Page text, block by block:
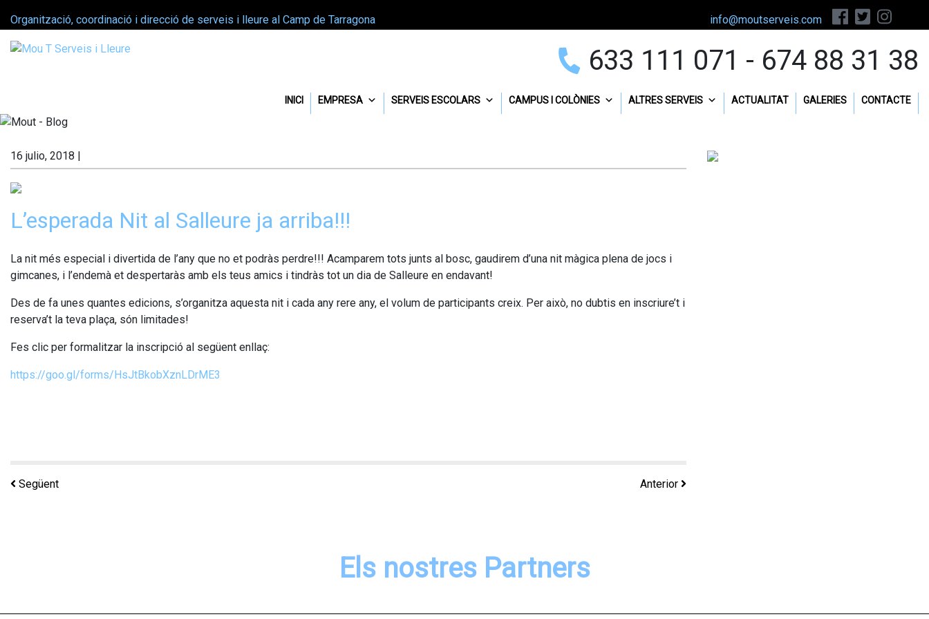
Organització, coordinació i direcció de serveis i lleure al Camp de Tarragona info@moutserveis.com
633 111 071 - 674 88 31 38
INICI EMPRESA SERVEIS ESCOLARS CAMPUS I COLÒNIES ALTRES SERVEIS ACTUALITAT GALERIES CONTACTE
16 julio, 2018 |
L’esperada Nit al Salleure ja arriba!!!
La nit més especial i divertida de l’any que no et podràs perdre!!! Acamparem tots junts al bosc, gaudirem d’una nit màgica plena de jocs i
gimcanes, i l’endemà et despertaràs amb els teus amics i tindràs tot un dia de Salleure en endavant!
Des de fa unes quantes edicions, s’organitza aquesta nit i cada any rere any, el volum de participants creix. Per això, no dubtis en inscriure’t i
reserva’t la teva plaça, són limitades!
Fes clic per formalitzar la inscripció al següent enllaç:
https://goo.gl/forms/HsJtBkobXznLDrME3
Següent Anterior
Els nostres Partners